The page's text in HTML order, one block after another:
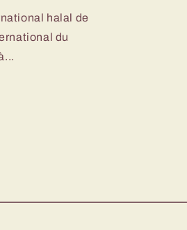
halal de
du